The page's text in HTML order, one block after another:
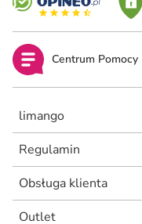
Centrum Pomocy
limango
Regulamin
Obsługa klienta
Outlet